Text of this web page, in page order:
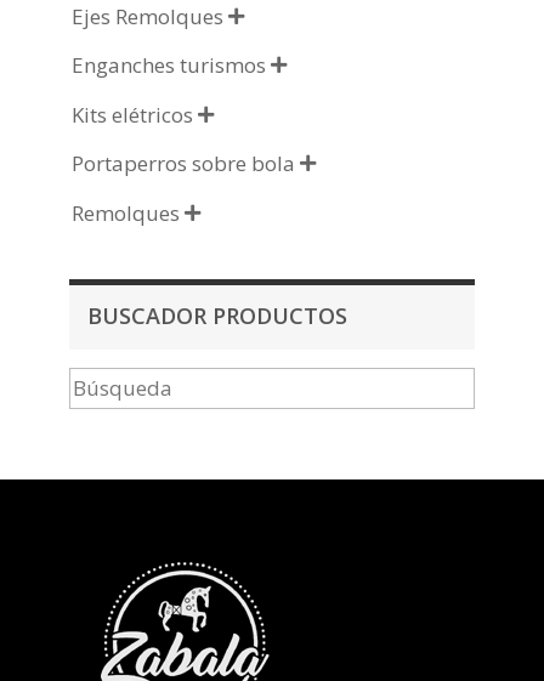
Ejes Remolques 
Enganches turismos 
Kits elétricos 
Portaperros sobre bola 
Remolques 
BUSCADOR PRODUCTOS